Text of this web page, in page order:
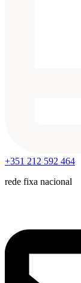
+351 212 592 464
rede fixa nacional